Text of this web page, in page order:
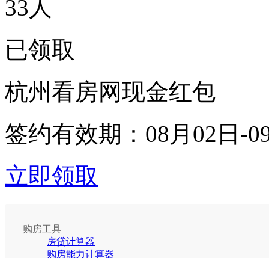
33 人
已领取
杭州看房网现金红包
签约有效期： 08月02日-
立即领取
购房工具
房贷计算器
购房能力计算器